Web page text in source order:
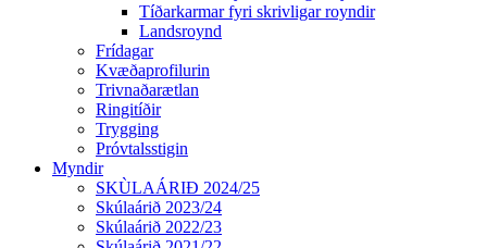
Tíðarkarmar fyri skrivligar royndir
Landsroynd
Frídagar
Kvæðaprofilurin
Trivnaðarætlan
Ringitíðir
Trygging
Próvtalsstigin
Myndir
SKÙLAÁRIÐ 2024/25
Skúlaárið 2023/24
Skúlaárið 2022/23